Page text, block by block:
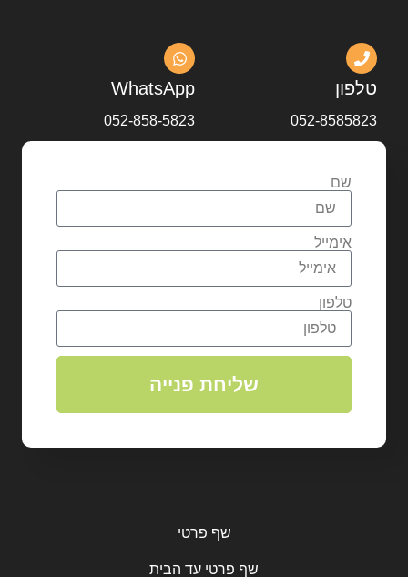
טלפון
052-8585823
WhatsApp
052-858-5823
שם
אימייל
טלפון
שליחת פנייה
שף פרטי
שף פרטי עד הבית